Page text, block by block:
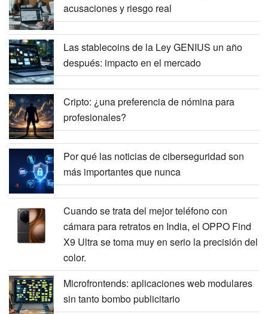
acusaciones y riesgo real
Las stablecoins de la Ley GENIUS un año
después: impacto en el mercado
Cripto: ¿una preferencia de nómina para
profesionales?
Por qué las noticias de ciberseguridad son
más importantes que nunca
Cuando se trata del mejor teléfono con
cámara para retratos en India, el OPPO Find
X9 Ultra se toma muy en serio la precisión del
color.
Microfrontends: aplicaciones web modulares
sin tanto bombo publicitario